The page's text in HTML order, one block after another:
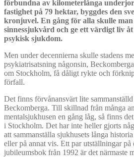
förbundna av kilometerlånga
fastighet på 79 hektar, byggdes den
kronjuvel. En gång för alla skulle
sinnessjukvård och ge ett värdigt liv
psykisk sjukdom.
Men under decennierna skulle stadens
psykiatrisatsning någonsin,
om Stockholm, få dåligt rykte och
förfall.
Det finns förvånansvärt lite
Beckomberga. Till skillnad från många
mentalsjukhusen en gång låg, så finns
i Stockholm. Det har inte heller gjorts
att sammanställa sjukhusets långa
eller på annat vis. Ett par utställningar på
jubileumsbok från 1992 är det närmaste